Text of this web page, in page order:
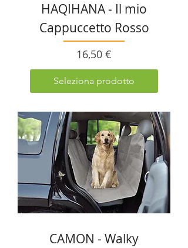
HAQIHANA - Il mio
Cappuccetto Rosso
Prezzo
16,50 €
Seleziona prodotto
CAMON - Walky